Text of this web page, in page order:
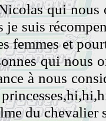
qui nous
suis
femmes et
qui nous
à nous
du chevalier